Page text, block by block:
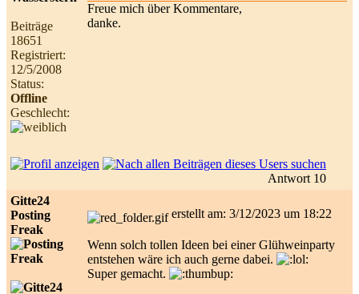
Beiträge
18651
Registriert:
12/5/2008
Status:
Offline
Geschlecht:
Freue mich über Kommentare,
danke.
Antwort 10
Gitte24
Posting
Freak
erstellt am: 3/12/2023 um 18:22
Wenn solch tollen Ideen bei einer Glühweinparty
entstehen wäre ich auch gerne dabei.
Super gemacht.